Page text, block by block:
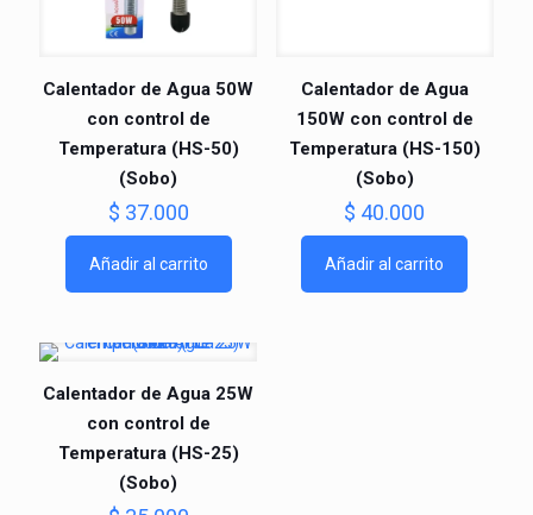
Calentador de Agua 50W
con control de
Temperatura (HS-50)
⁠(Sobo)
$ 37.000
Añadir al carrito
Calentador de Agua
150W con control de
Temperatura (HS-150)
⁠(Sobo)
$ 40.000
Añadir al carrito
Calentador de Agua 25W
con control de
Temperatura (HS-25)
⁠(Sobo)